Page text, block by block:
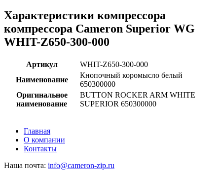
Характеристики компрессора
компрессора Cameron Superior WG
WHIT-Z650-300-000
Артикул
WHIT-Z650-300-000
Наименование
Кнопочный коромысло белый
650300000
Оригинальное
наименование
BUTTON ROCKER ARM WHITE
SUPERIOR 650300000
Главная
О компании
Контакты
Наша почта: info@cameron-zip.ru